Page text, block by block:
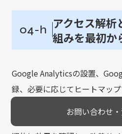
お問い合わせ
04-h アクセス解析
組みを最初か
Google Analyticsの設置、
録、必要に応じてヒートマッ